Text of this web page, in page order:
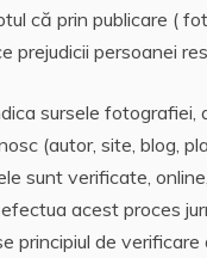
că prin publicare (
prejudicii persoanei
sursele fotografiei,
(autor, site, blog,
sunt verificate,
acest proces
principiul de verificare